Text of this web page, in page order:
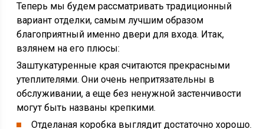
Теперь мы будем рассматривать традиционный
вариант отделки, самым лучшим образом
благоприятный именно двери для входа. Итак,
взлянем на его плюсы:
Заштукатуренные края считаются прекрасными
утеплителями. Они очень непритязательны в
обслуживании, а еще без ненужной застенчивости
могут быть названы крепкими.
Отделаная коробка выглядит достаточно хорошо.